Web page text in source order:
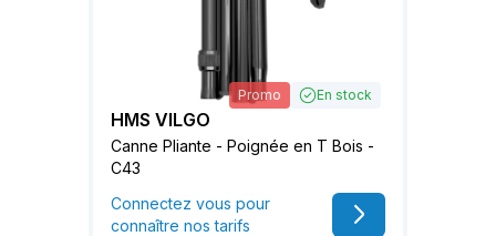
Promo En stock
HMS VILGO
Canne Pliante - Poignée en T Bois -
C43
Connectez vous pour
connaître nos tarifs